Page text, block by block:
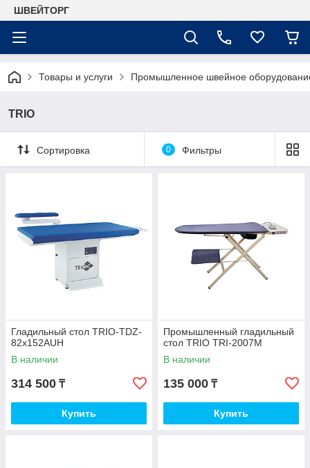
ШВЕЙТОРГ
Товары и услуги Промышленное швейное
TRIO
Сортировка 0 Фильтры
Гладильный стол TRIO-TDZ-
82x152AUH
В наличии
314 500 ₸
Купить
Промышленный гладильный
стол TRIO TRI-2007M
В наличии
135 000 ₸
Купить